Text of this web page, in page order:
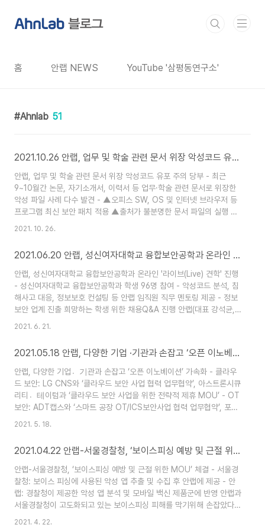
홈 안랩 NEWS YouTube '삼평동연구소'
Ahnlab 51
2021.10.26 안랩, 업무 및 학술 관련 문서 위장 악성코드 유포 주의 당부
안랩, 업무 및 학술 관련 문서 위장 악성코드 유포 주의 당부 - 최근
9~10월간 논문, 자기소개서, 이력서 등 업무·학술 관련 문서로 위장한
악성 파일 사례 다수 발견 - ▲오피스 SW, OS 및 인터넷 브라우저 등
프로그램 최신 보안 패치 적용 ▲출처가 불분명한 문서 파일의 실행 및
논문, 자기소개서, 이력서 등 업무나 학술 관련 내용을 위장한 악성 파일
을 이용해 악성코드를 유포하는 사례를 잇따라 발견하고 사용자 주의를
당부했다. [논문 위장 사례] 공격자는 특정 국방관련 논문..
2021. 10. 26.
2021.06.20 안랩, 성신여자대학교 융합보안공학과 온라인 '라이브(Live) 견학' 진행
안랩, 성신여자대학교 융합보안공학과 온라인 '라이브(Live) 견학' 진행
- 성신여자대학교 융합보안공학과 학생 96명 참여 - 악성코드 분석, 침
해사고 대응, 정보보호 컨설팅 등 안랩 임직원 직무 멘토링 제공 - 정보
보안 업계 진출 희망하는 학생 위한 채용Q&A 진행 안랩(대표 강석균,
트폰으로 어디서든 실시간 방송(URL)에 접속해 참여할 수 있는 비대면
기업 탐방 프로그램이다. 안랩은 이번 ‘라이브(Live) 견학’에서 '끊임없
는 연구개발로 함께 살아가는 사회에 기여한..
2021. 6. 21.
2021.05.18 안랩, 다양한 기업 ·기관과 손잡고 ‘오픈 이노베이션’ 가속화
안랩, 다양한 기업기〮관과 손잡고 ‘오픈 이노베이션’ 가속화 - 클라우
드 보안: LG CNS와 ‘클라우드 보안 사업 협력 업무협약’, 아스트론시큐
리티테〮이텀과 ‘클라우드 보안 사업을 위한 전략적 제휴 MOU’ - OT
보안: ADT캡스와 ‘스마트 공장 OT/ICS보안사업 협력 업무협약’, 포스
방 및 근절을 위한 업무협약’ - 스타트업 상생 협력: ‘핀테크 스타트업 지
원을 위한 전략적 업무협약’ 안랩이 다양한 기업·기관과 협업을 확대하
며 ‘오픈 이노베이션 경영’에 속도를 내고 있다. ..
2021. 5. 18.
2021.04.22 안랩-서울경찰청, ‘보이스피싱 예방 및 근절 위한 MOU’ 체결
안랩-서울경찰청, ‘보이스피싱 예방 및 근절 위한 MOU’ 체결 - 서울경
찰청: 보이스 피싱에 사용된 악성 앱 추출 및 수집 후 안랩에 제공 - 안
랩: 경찰청이 제공한 악성 앱 분석 및 모바일 백신 제품군에 반영 안랩과
서울경찰청이 고도화되고 있는 보이스피싱 피해를 막기위해 손잡았다.
2021. 4. 22.